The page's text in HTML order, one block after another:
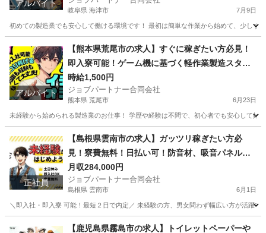
アルバイト
岐阜県 海津市 7月9日
初めての製造業でも安心して働ける環境です！ 最初は簡単な作業から始めて、少し
工場 スタッフ
アルバイト
【熊本県荒尾市の求人】すぐに稼ぎたい方必見！
即入寮可能！ゲーム機に基づく軽作業製造スタッ
フ
時給1,500円
ジョブパートナー合同会社
熊本県 荒尾市 6月23日
未経験から始められる製造業のお仕事！ 学歴や経験は不問で、初心者でも安心して
工場 スタッフ
正社員
【島根県雲南市の求人】ガッツリ稼ぎたい方必
見！寮費無料！日払い可！防音材、吸音パネル、
遮音カーテンの製造補助スタッフ！
月収284,000円
ジョブパートナー合同会社
島根県 雲南市 6月1日
＼即入社・即入寮 可能！最短２日で内定／ 未経験の方、男女問わず幅広い方が活躍
工場 未経験
【鹿児島県霧島市の求人】トイレットペーパーや